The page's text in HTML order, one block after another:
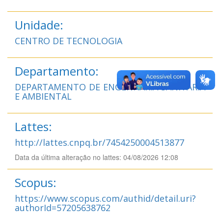
Unidade:
CENTRO DE TECNOLOGIA
Departamento:
DEPARTAMENTO DE ENGENHARIA SANITÁRIA
E AMBIENTAL
Lattes:
http://lattes.cnpq.br/7454250004513877
Data da última alteração no lattes: 04/08/2026 12:08
Scopus:
https://www.scopus.com/authid/detail.uri?
authorId=57205638762